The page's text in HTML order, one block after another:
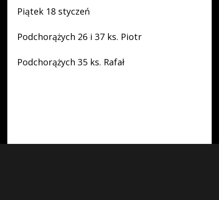
Piątek 18 styczeń
Podchorążych 26 i 37 ks. Piotr
Podchorążych 35 ks. Rafał